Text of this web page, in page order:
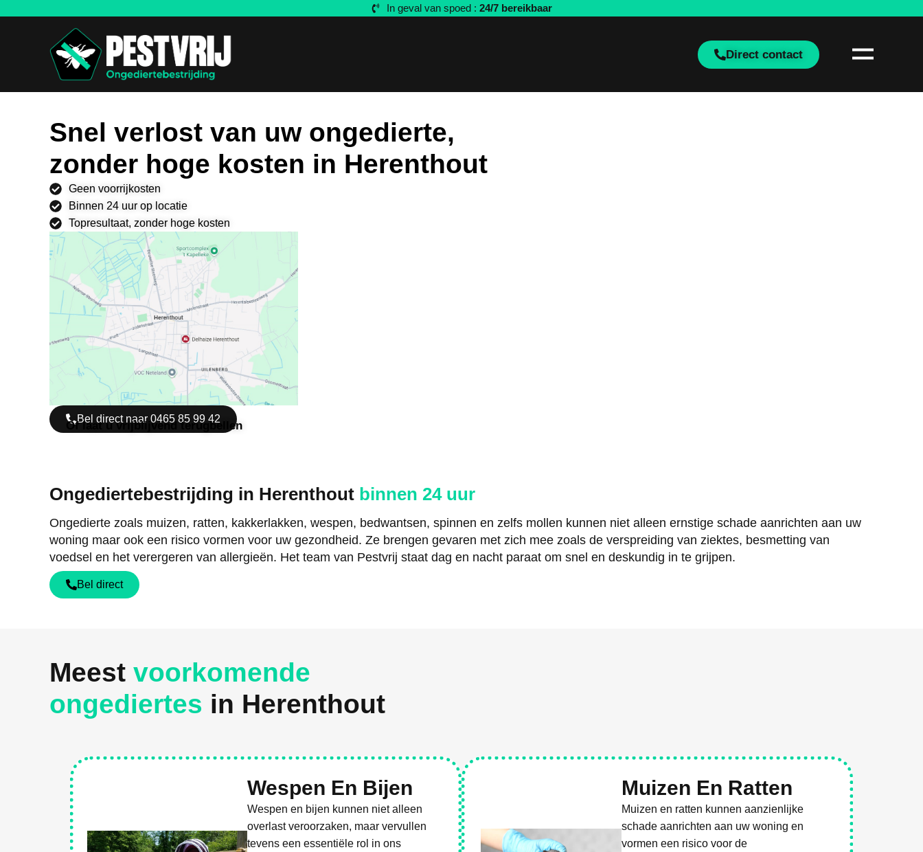
In geval van spoed : 24/7 bereikbaar
Direct contact
Snel verlost van uw ongedierte,
zonder hoge kosten in Herenthout
Geen voorrijkosten
Binnen 24 uur op locatie
Topresultaat, zonder hoge kosten
Bel direct naar 0465 85 99 42
Of laat u vrijblijvend terugbellen
Ongediertebestrijding in Herenthout binnen 24 uur
Ongedierte zoals muizen, ratten, kakkerlakken, wespen, bedwantsen, spinnen en zelfs mollen kunnen niet alleen ernstige schade aanrichten aan uw
woning maar ook een risico vormen voor uw gezondheid. Ze brengen gevaren met zich mee zoals de verspreiding van ziektes, besmetting van
voedsel en het verergeren van allergieën. Het team van Pestvrij staat dag en nacht paraat om snel en deskundig in te grijpen.
Bel direct
Meest voorkomende
ongediertes in Herenthout
Wespen En Bijen
Wespen en bijen kunnen niet alleen
overlast veroorzaken, maar vervullen
tevens een essentiële rol in ons
Muizen En Ratten
Muizen en ratten kunnen aanzienlijke
schade aanrichten aan uw woning en
vormen een risico voor de